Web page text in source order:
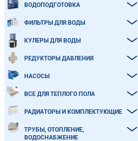
ВОДОПОДГОТОВКА
ФИЛЬТРЫ ДЛЯ ВОДЫ
КУЛЕРЫ ДЛЯ ВОДЫ
РЕДУКТОРЫ ДАВЛЕНИЯ
НАСОСЫ
ВСЕ ДЛЯ ТЕПЛОГО ПОЛА
РАДИАТОРЫ И КОМПЛЕКТУЮЩИЕ
ТРУБЫ, ОТОПЛЕНИЕ,
ВОДОСНАБЖЕНИЕ